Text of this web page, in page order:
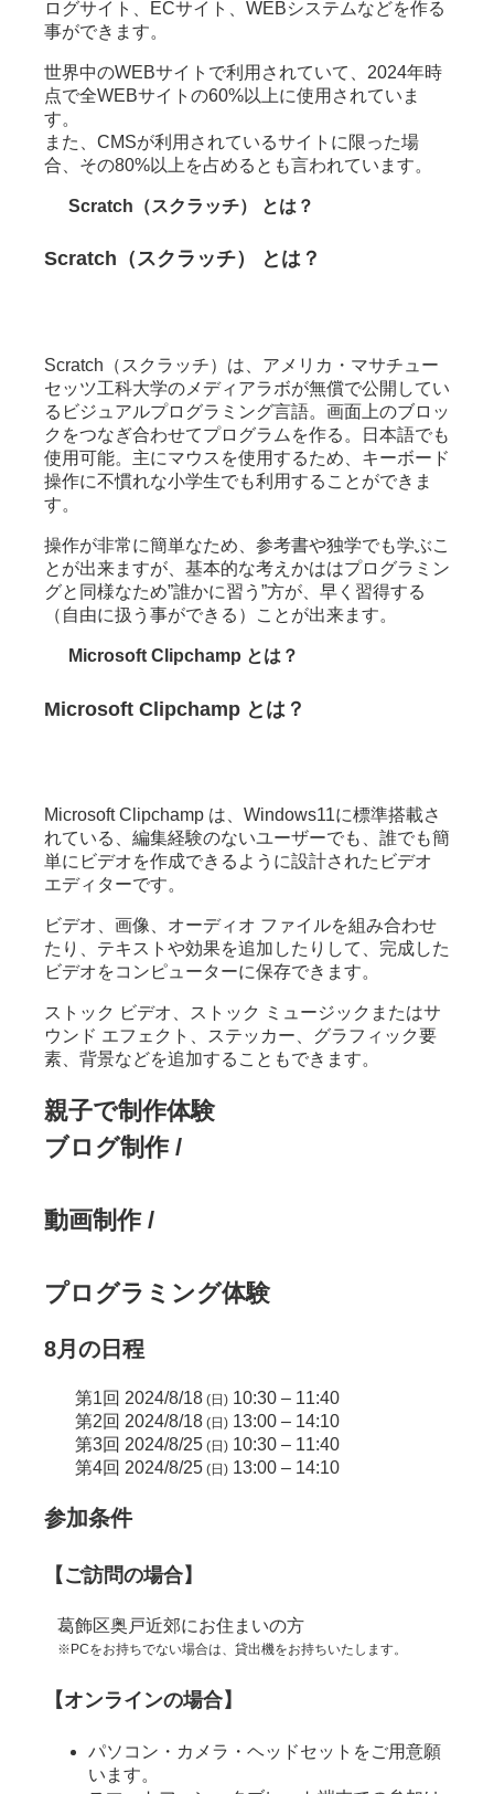
ログサイト、ECサイト、WEBシステムなどを​作る
事ができます。 ​
世界中のWEBサイトで利用されていて、​2024年時
点で全WEBサイトの60%以上に使用されていま
す。​
また、CMSが利用されているサイトに限った場
合、​その80%以上を占めるとも言われています。
Scratch（スクラッチ） とは？
Scratch（スクラッチ） とは？
Scratch（スクラッチ）は、アメリカ・マサチュー
セッツ工科大学のメディアラボが無償で公開してい
るビジュアルプログラミング言語。画面上のブロッ
クをつなぎ合わせてプログラムを作る。日本語でも
使用可能。主にマウスを使用するため、キーボード
操作に不慣れな小学生でも利用することができま
す。
操作が非常に簡単なため、参考書や独学でも学ぶこ
とが出来ますが、基本的な考えかははプログラミン
グと同様なため”誰かに習う”方が、早く習得する
（自由に扱う事ができる）ことが出来ます。
Microsoft Clipchamp とは？
Microsoft Clipchamp とは？
Microsoft Clipchamp は、Windows11に標準搭載さ
れている、編集経験のないユーザーでも、誰でも簡
単にビデオを作成できるように設計されたビデオ
エディターです。
ビデオ、画像、オーディオ ファイルを組み合わせ
たり、テキストや効果を追加したりして、完成した
ビデオをコンピューターに保存できます。
ストック ビデオ、ストック ミュージックまたはサ
ウンド エフェクト、ステッカー、グラフィック要
素、背景などを追加することもできます。
親子で制作体験
ブログ制作 /
動画制作 /
プログラミング体験
8月の日程
第1回 2024/8/18 (日) 10:30 – 11:40
第2回 2024/8/18 (日) 13:00 – 14:10
第3回 2024/8/25 (日) 10:30 – 11:40
第4回 2024/8/25 (日) 13:00 – 14:10
参加条件
【ご訪問の場合】
葛飾区奥戸近郊にお住まいの方
※PCをお持ちでない場合は、貸出機をお持ちいたします。
【オンラインの場合】
パソコン・カメラ・ヘッドセットをご用意願
います。